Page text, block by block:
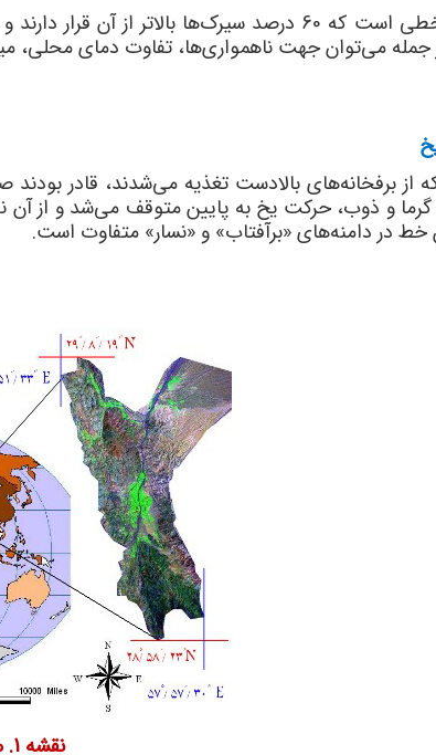
خط برف دائمی خطی است که 60 درصد سیرک‌ها
جمله می‌توان جهت ناهمواری‌ها، تفاوت دمای محلی،
برفخانه‌های بالادست تغذیه می‌شدند، قادر بودند
و ذوب، حرکت یخ به پایین متوقف می‌شد و از آن
در دامنه‌های «برآفتاب» و «نسار» متفاوت است.
نقشه 1. موقع ریاضی منطقه